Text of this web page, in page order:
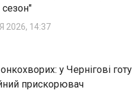
сезон"
2026, 14:37
у Чернігові
прискорювач